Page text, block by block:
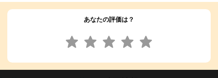
あなたの評価は？